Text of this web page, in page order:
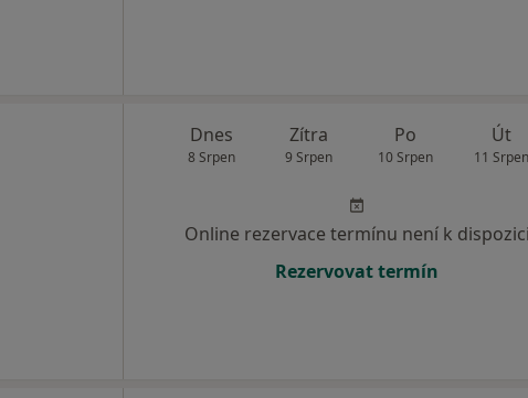
Dnes
8 Srpen
Zítra
9 Srpen
Po
10 Srpen
Út
11 Srpen
Online rezervace termínu není k dispozici
Rezervovat termín